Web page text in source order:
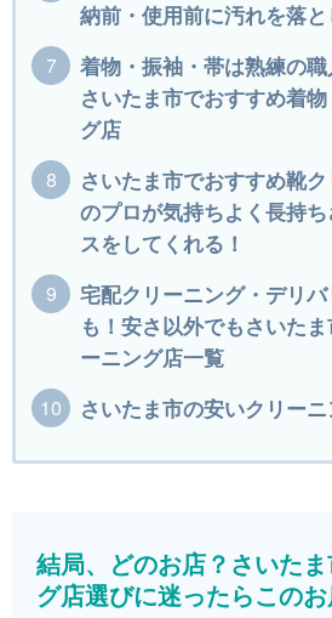
納前・使用前に汚れを落と
着物・振袖・帯は熟練の職
さいたま市でおすすめ着
グ店
さいたま市でおすすめ靴
のプロが気持ちよく長持
スをしてくれる！
宅配クリーニング・デリ
も！安さ以外でもさいた
ーニング店一覧
さいたま市の安いクリー
結局、どのお店？さいた
グ店選びに迷ったらこのお